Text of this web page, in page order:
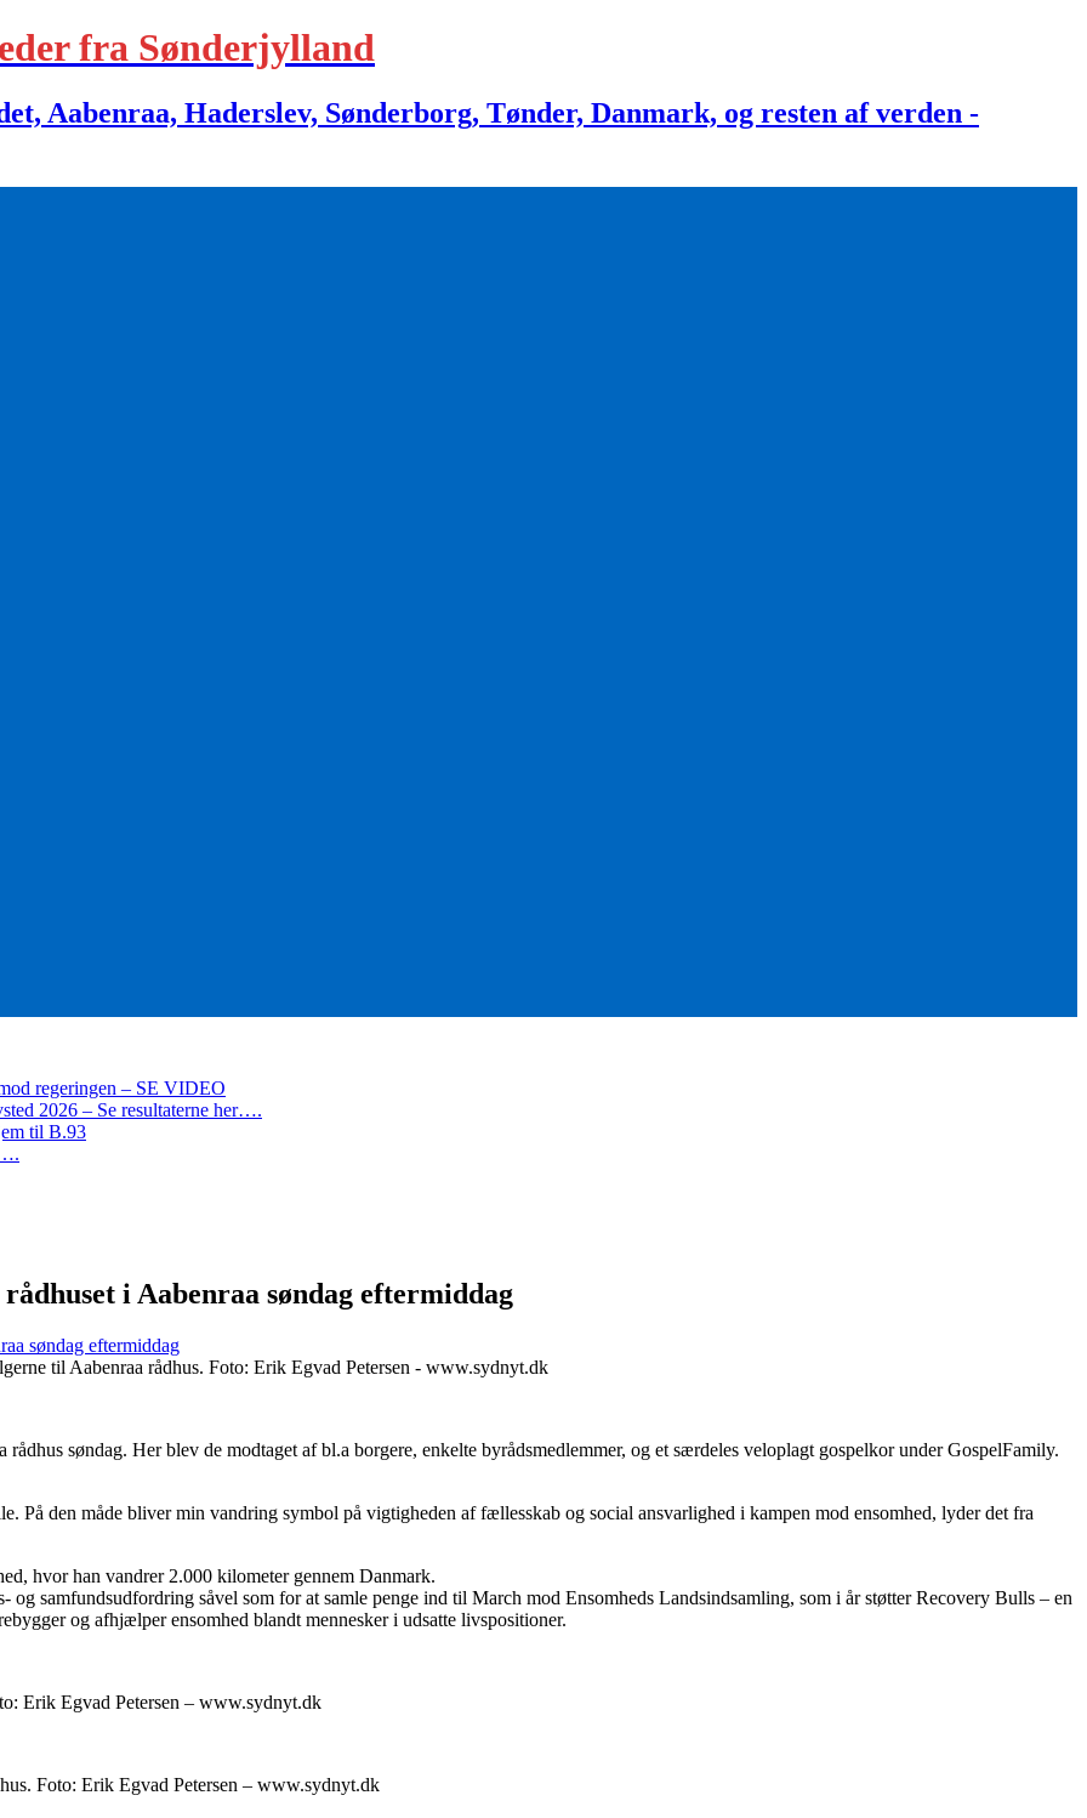
fra Sønderjylland
Aabenraa, Haderslev, Sønderborg, Tønder, Danmark, og resten af verden -
regeringen – SE VIDEO
2026 – Se resultaterne her….
til B.93
i Aabenraa søndag eftermiddag
søndag eftermiddag
til Aabenraa rådhus. Foto: Erik Egvad Petersen - www.sydnyt.dk
søndag. Her blev de modtaget af bl.a borgere, enkelte byrådsmedlemmer, og et særdeles veloplagt gospelkor under GospelFamily.
På den måde bliver min vandring symbol på vigtigheden af fællesskab og social ansvarlighed i kampen mod ensomhed, lyder det fra
hvor han vandrer 2.000 kilometer gennem Danmark.
og samfundsudfordring såvel som for at samle penge ind til March mod Ensomheds Landsindsamling, som i år støtter Recovery Bulls – en
og afhjælper ensomhed blandt mennesker i udsatte livspositioner.
Erik Egvad Petersen – www.sydnyt.dk
Foto: Erik Egvad Petersen – www.sydnyt.dk